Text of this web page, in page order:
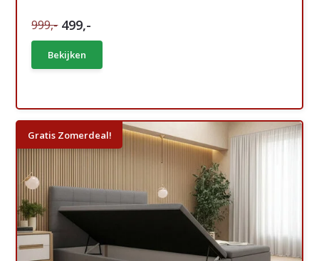
999,- 499,-
Bekijken
Gratis Zomerdeal!